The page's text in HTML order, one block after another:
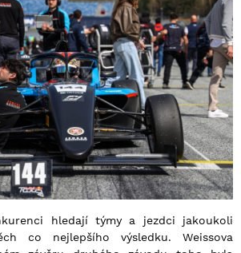
hledají týmy a jezdci jakoukoli
co nejlepšího výsledku. Weissova